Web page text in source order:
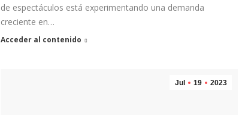
de espectáculos está experimentando una demanda
creciente en…
Acceder al contenido
Jul 19 2023